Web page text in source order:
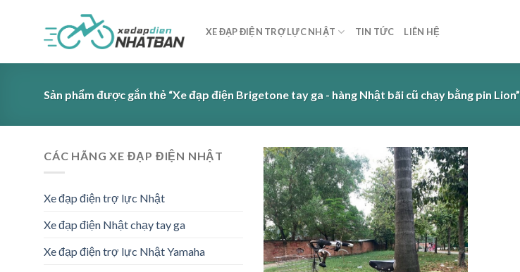
XE ĐẠP ĐIỆN TRỢ LỰC NHẬT TIN TỨC LIÊN HỆ
Sản phẩm được gắn thẻ “Xe đạp điện Brigetone tay ga - hàng Nhật bãi cũ chạy bằng pin Lion”
CÁC HÃNG XE ĐẠP ĐIỆN NHẬT
Xe đạp điện trợ lực Nhật
Xe đạp điện Nhật chạy tay ga
Xe đạp điện trợ lực Nhật Yamaha